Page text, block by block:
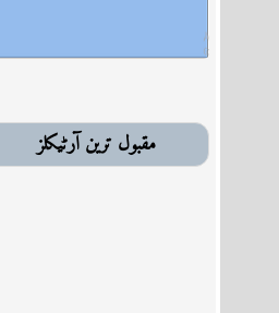
مقبول ترین آرٹیکلز